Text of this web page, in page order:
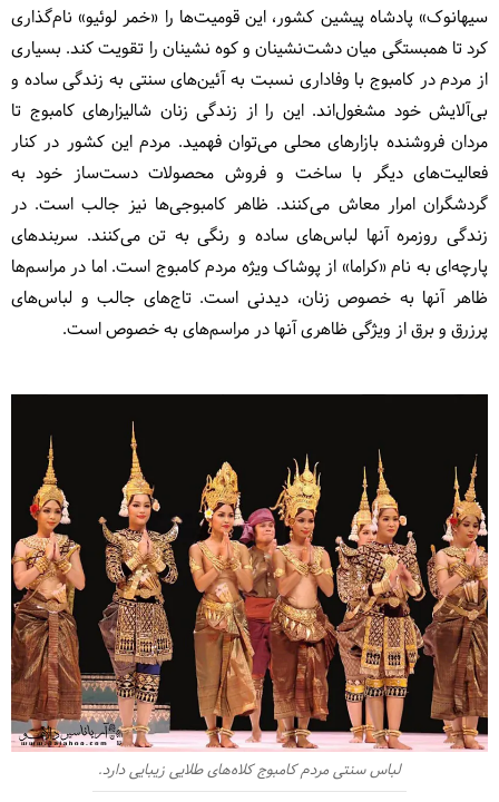
سیهانوک» پادشاه پیشین کشور، این قومیت‌ها را «خمر لوئیو» نام‌گذاری
کرد تا همبستگی میان دشت‌نشینان و کوه نشینان را تقویت کند. بسیاری
از مردم در کامبوج با وفاداری نسبت به آئین‌های سنتی به زندگی ساده و
بی‌آلایش خود مشغول‌اند. این را از زندگی زنان شالیزارهای کامبوج تا
مردان فروشنده بازارهای محلی می‌توان فهمید. مردم این کشور در کنار
فعالیت‌های دیگر با ساخت و فروش محصولات دست‌ساز خود به
گردشگران امرار معاش می‌کنند. ظاهر کامبوجی‌ها نیز جالب است. در
زندگی روزمره آنها لباس‌های ساده و رنگی به تن می‌کنند. سربندهای
پارچه‌ای به نام «کراما» از پوشاک ویژه مردم کامبوج است. اما در مراسم‌ها
ظاهر آنها به خصوص زنان، دیدنی است. تاج‌های جالب و لباس‌های
پرزرق و برق از ویژگی ظاهری آنها در مراسم‌های به خصوص است.
لباس سنتی مردم کامبوج کلاه‌های طلایی زیبایی دارد.